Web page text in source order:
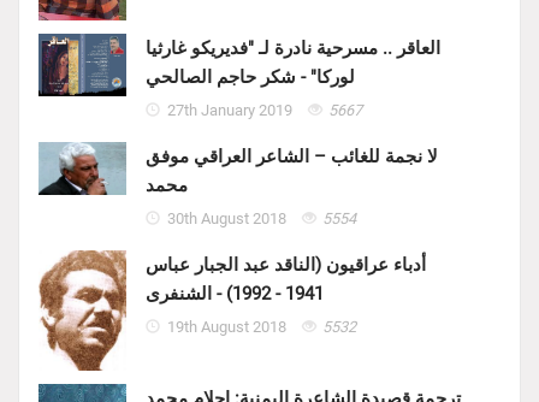
العاقر .. مسرحية نادرة لـ "فديريكو غارثيا
لوركا" - شكر حاجم الصالحي
27th January 2019 5667
لا نجمة للغائب – الشاعر العراقي موفق
محمد
30th August 2018 5554
أدباء عراقيون (الناقد عبد الجبار عباس
1941 - 1992) - الشنفرى
19th August 2018 5532